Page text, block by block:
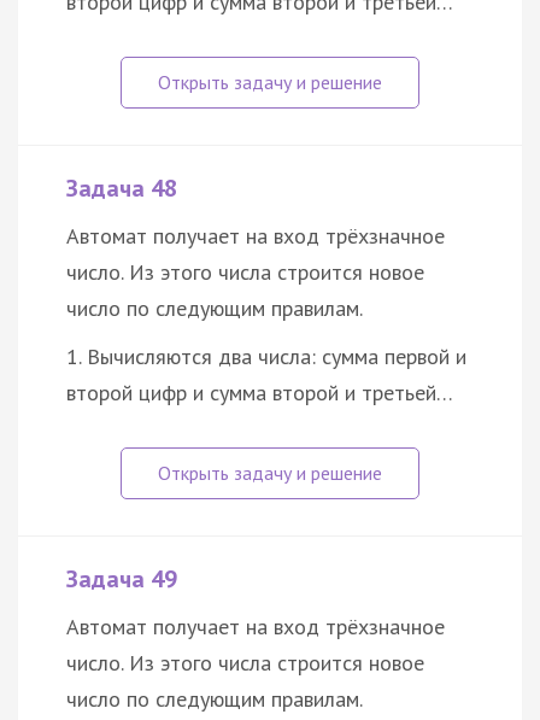
Задача 48
Автомат получает на вход трёхзначное
число. Из этого числа строится новое
число по следующим правилам.
1. Вычисляются два числа: сумма первой и
второй цифр и сумма второй и третьей…
Задача 49
Автомат получает на вход трёхзначное
число. Из этого числа строится новое
число по следующим правилам.